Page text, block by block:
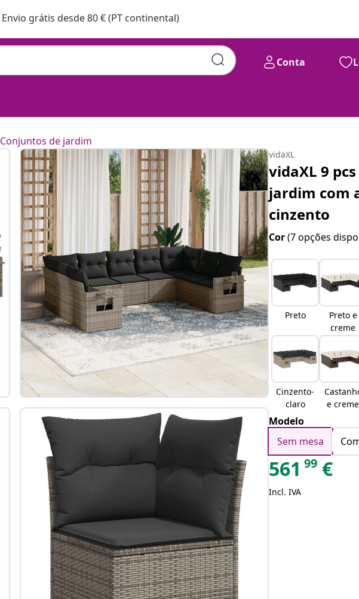
Envio grátis desde 80 € (PT continental)
Conta
Conjuntos de jardim
vidaXL
vidaXL 9
jardim com
cinzento
Cor(7 opções
Preto
Preto e
creme
Cinzento-
claro
e creme
Modelo
Sem mesa
561 99 €
Incl. IVA